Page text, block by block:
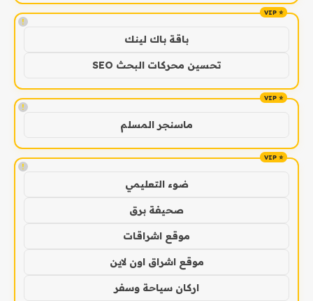
!
باقة باك لينك
تحسين محركات البحث SEO
!
ماسنجر المسلم
!
ضوء التعليمي
صحيفة برق
موقع اشراقات
موقع اشراق اون لاين
اركان سياحة وسفر